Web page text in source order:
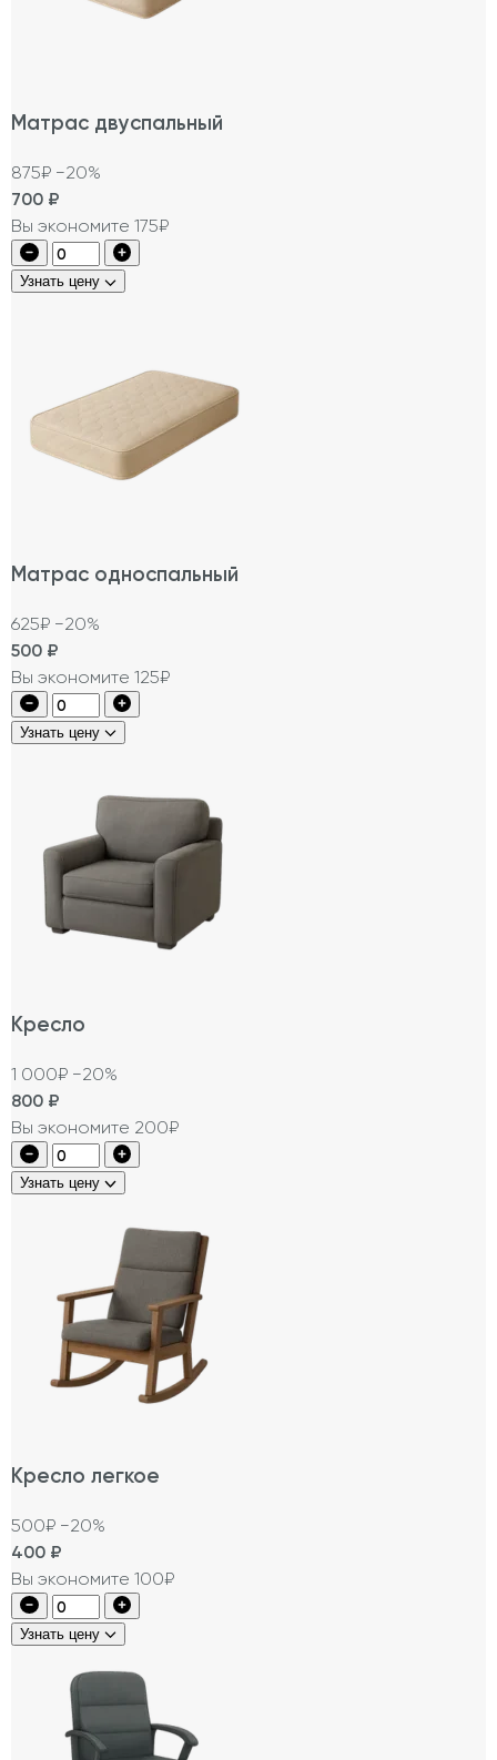
Матрас двуспальный
875₽ −20%
700 ₽
Вы экономите 175₽
Узнать цену
Матрас односпальный
625₽ −20%
500 ₽
Вы экономите 125₽
Узнать цену
Кресло
1 000₽ −20%
800 ₽
Вы экономите 200₽
Узнать цену
Кресло легкое
500₽ −20%
400 ₽
Вы экономите 100₽
Узнать цену